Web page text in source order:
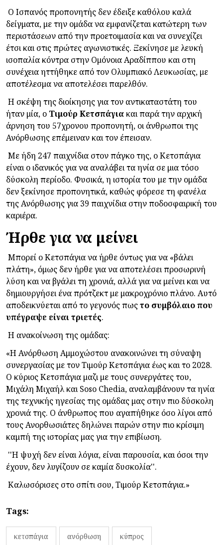
Ο Ισπανός προπονητής δεν έδειξε καθόλου καλά
δείγματα, με την ομάδα να εμφανίζεται κατώτερη των
περιστάσεων από την προετοιμασία και να συνεχίζει
έτσι και στις πρώτες αγωνιστικές. Ξεκίνησε με λευκή
ισοπαλία κόντρα στην Ομόνοια Αραδίππου και στη
συνέχεια ηττήθηκε από τον Ολυμπιακό Λευκωσίας, με
αποτέλεσμα να αποτελέσει παρελθόν.
Η σκέψη της διοίκησης για τον αντικαταστάτη του
ήταν μία, ο Τιμούρ Κετσπάγια και παρά την αρχική
άρνηση του 57χρονου προπονητή, οι άνθρωποι της
Ανόρθωσης επέμειναν και τον έπεισαν.
Με ήδη 247 παιχνίδια στον πάγκο της, ο Κετσπάγια
είναι ο ιδανικός για να αναλάβει τα ηνία σε μια τόσο
δύσκολη περίοδο. Φυσικά, η ιστορία του με την ομάδα
δεν ξεκίνησε προπονητικά, καθώς φόρεσε τη φανέλα
της Ανόρθωσης για 39 παιχνίδια στην ποδοσφαιρική του
καριέρα.
Ήρθε για να μείνει
Μπορεί ο Κετσπάγια να ήρθε όντως για να «βάλει
πλάτη», όμως δεν ήρθε για να αποτελέσει προσωρινή
λύση και να βγάλει τη χρονιά, αλλά για να μείνει και να
δημιουργήσει ένα πρότζεκτ με μακροχρόνιο πλάνο. Αυτό
αποδεικνύεται από το γεγονός πωςτο συμβόλαιο που
υπέγραψε είναι τριετές.
Η ανακοίνωση της ομάδας:
«Η Ανόρθωση Αμμοχώστου ανακοινώνει τη σύναψη
συνεργασίας με τον Τιμούρ Κετσπάγια έως και το 2028.
Ο κύριος Κετσπάγια μαζι με τους συνεργάτες του,
Μιχάλη Μιχαήλ και Soso Chedia, αναλαμβάνουν τα ηνία
της τεχνικής ηγεσίας της ομάδας μας στην πιο δύσκολη
χρονιά της. Ο άνθρωπος που αγαπήθηκε όσο λίγοι από
τους Ανορθωσιάτες δηλώνει παρών στην πιο κρίσιμη
καμπή της ιστορίας μας για την επιβίωση.
''Η ψυχή δεν είναι λόγια, είναι παρουσία, και όσοι την
έχουν, δεν λυγίζουν σε καμία δυσκολία''.
Καλωσόρισες στο σπίτι σου, Τιμούρ Κετσπάγια.»
Tags:
κετσπάγια ανόρθωση κύπρος